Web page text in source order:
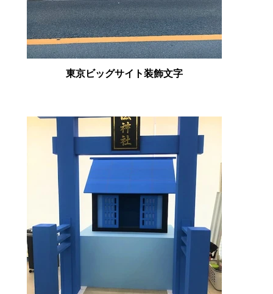
東京ビッグサイト装飾文字